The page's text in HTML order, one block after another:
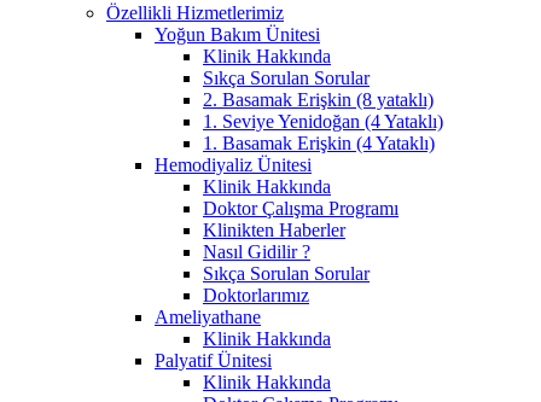
Özellikli Hizmetlerimiz
Yoğun Bakım Ünitesi
Klinik Hakkında
Sıkça Sorulan Sorular
2. Basamak Erişkin (8 yataklı)
1. Seviye Yenidoğan (4 Yataklı)
1. Basamak Erişkin (4 Yataklı)
Hemodiyaliz Ünitesi
Klinik Hakkında
Doktor Çalışma Programı
Klinikten Haberler
Nasıl Gidilir ?
Sıkça Sorulan Sorular
Doktorlarımız
Ameliyathane
Klinik Hakkında
Palyatif Ünitesi
Klinik Hakkında